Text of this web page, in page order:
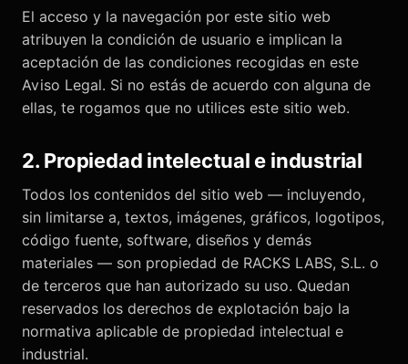
El acceso y la navegación por este sitio web
atribuyen la condición de usuario e implican la
aceptación de las condiciones recogidas en este
Aviso Legal. Si no estás de acuerdo con alguna de
ellas, te rogamos que no utilices este sitio web.
2. Propiedad intelectual e industrial
Todos los contenidos del sitio web — incluyendo,
sin limitarse a, textos, imágenes, gráficos, logotipos,
código fuente, software, diseños y demás
materiales — son propiedad de RACKS LABS, S.L. o
de terceros que han autorizado su uso. Quedan
reservados los derechos de explotación bajo la
normativa aplicable de propiedad intelectual e
industrial.